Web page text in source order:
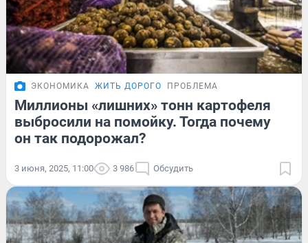
ЭКОНОМИКА ЖИТЬ ДОРОГО ПРОБЛЕМА
Миллионы «лишних» тонн картофеля
выбросили на помойку. Тогда почему
он так подорожал?
3 июня, 2025, 11:00 3 986 Обсудить